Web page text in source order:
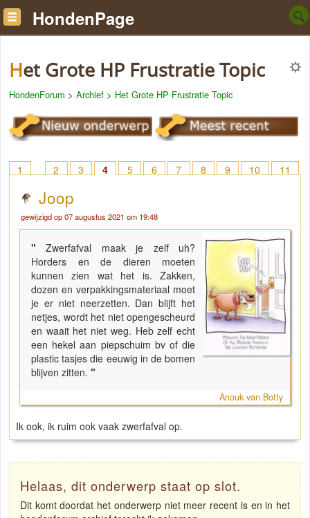
HondenPage
Het Grote HP Frustratie Topic
HondenForum > Archief > Het Grote HP Frustratie Topic
1 2 3 4 5 6 7 8 9 10
11
Joop
gewijzigd op 07 augustus 2021 om 19:48
"Zwerfafval maak je zelf uh?
Horders en de dieren moeten
kunnen zien wat het is. Zakken,
dozen en verpakkingsmateriaal moet
je er niet neerzetten. Dan blijft het
netjes, wordt het niet opengescheurd
en waait het niet weg. Heb zelf echt
een hekel aan piepschuim bv of die
plastic tasjes die eeuwig in de bomen
blijven zitten. "
Anouk van Botty
Ik ook, ik ruim ook vaak zwerfafval op.
Helaas, dit onderwerp staat op slot.
Dit komt doordat het onderwerp niet meer recent is en in het